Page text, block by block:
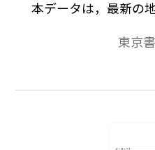
本データは，最新の
ト作成やワークシー
東京